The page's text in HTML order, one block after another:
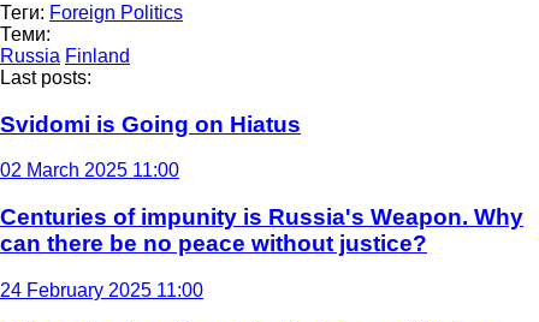
Теги: Foreign Politics
Теми:
Russia Finland
Last posts:
Svidomi is Going on Hiatus
02 March 2025 11:00
Centuries of impunity is Russia's Weapon. Why
can there be no peace without justice?
24 February 2025 11:00